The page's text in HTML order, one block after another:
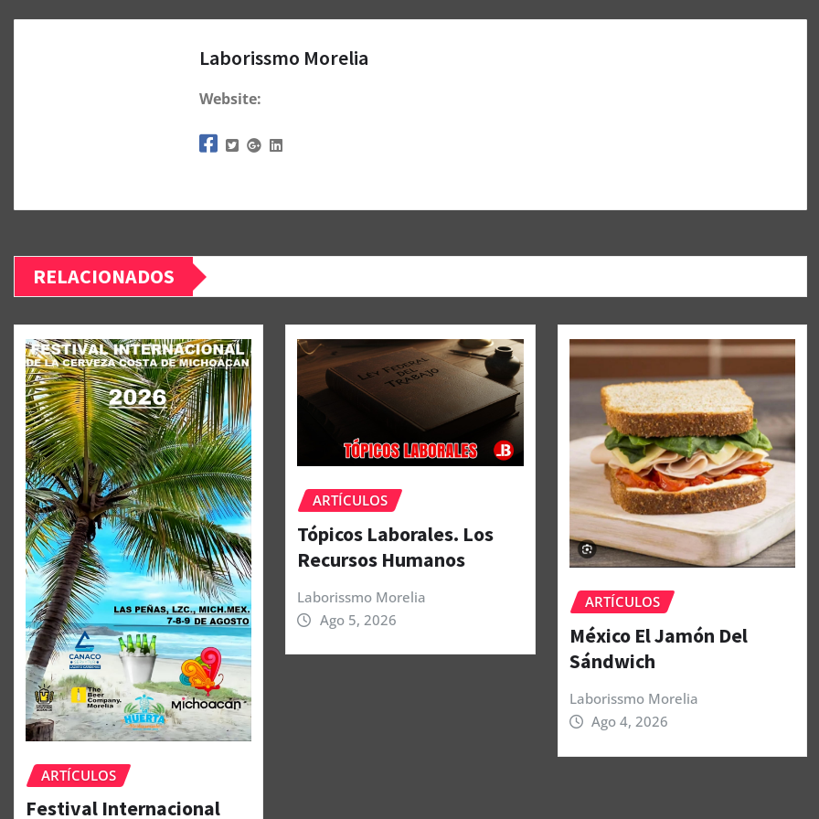
Laborissmo Morelia
Website:
RELACIONADOS
ARTÍCULOS
Festival Internacional
ARTÍCULOS
Tópicos Laborales. Los
Recursos Humanos
Laborissmo Morelia
Ago 5, 2026
ARTÍCULOS
México El Jamón Del
Sándwich
Laborissmo Morelia
Ago 4, 2026